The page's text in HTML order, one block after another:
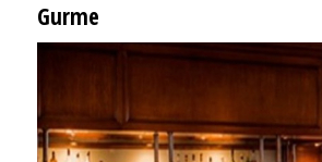
Gurme
EĞLENCE HAYATINA YENİ SOLUK: Gabbro Dream Theatre